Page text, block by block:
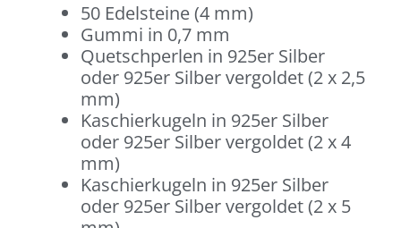
50 Edelsteine (4 mm)
Gummi in 0,7 mm
Quetschperlen in 925er Silber
oder 925er Silber vergoldet (2 x 2,5
mm)
Kaschierkugeln in 925er Silber
oder 925er Silber vergoldet (2 x 4
mm)
Kaschierkugeln in 925er Silber
oder 925er Silber vergoldet (2 x 5